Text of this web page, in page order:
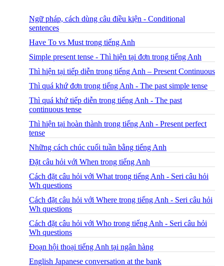
Ngữ pháp, cách dùng câu điều kiện - Conditional
sentences
Have To vs Must trong tiếng Anh
Simple present tense - Thì hiện tại đơn trong tiếng Anh
Thì hiện tại tiếp diễn trong tiếng Anh – Present Continuous
Thì quá khứ đơn trong tiếng Anh - The past simple tense
Thì quá khứ tiếp diễn trong tiếng Anh - The past
continuous tense
Thì hiện tại hoàn thành trong tiếng Anh - Present perfect
tense
Những cách chúc cuối tuần bằng tiếng Anh
Đặt câu hỏi với When trong tiếng Anh
Cách đặt câu hỏi với What trong tiếng Anh - Seri câu hỏi
Wh questions
Cách đặt câu hỏi với Where trong tiếng Anh - Seri câu hỏi
Wh questions
Cách đặt câu hỏi với Who trong tiếng Anh - Seri câu hỏi
Wh questions
Đoạn hội thoại tiếng Anh tại ngân hàng
English Japanese conversation at the bank